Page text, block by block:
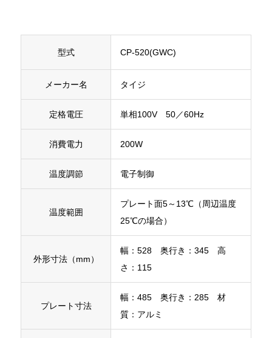
型式 CP-520(GWC)
メーカー名 タイジ
定格電圧 単相100V 50／60Hz
消費電力 200W
温度調節 電子制御
温度範囲
プレート面5～13℃（周辺温度
25℃の場合）
外形寸法（mm）
幅：528 奥行き：345 高
さ：115
プレート寸法
幅：485 奥行き：285 材
質：アルミ